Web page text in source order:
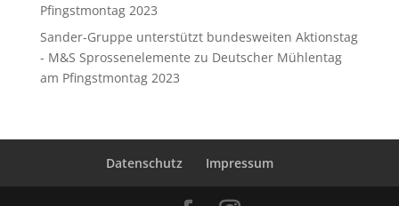
Pfingstmontag 2023
Sander-Gruppe unterstützt bundesweiten Aktionstag
- M&S Sprossenelemente zu Deutscher Mühlentag
am Pfingstmontag 2023
Datenschutz Impressum